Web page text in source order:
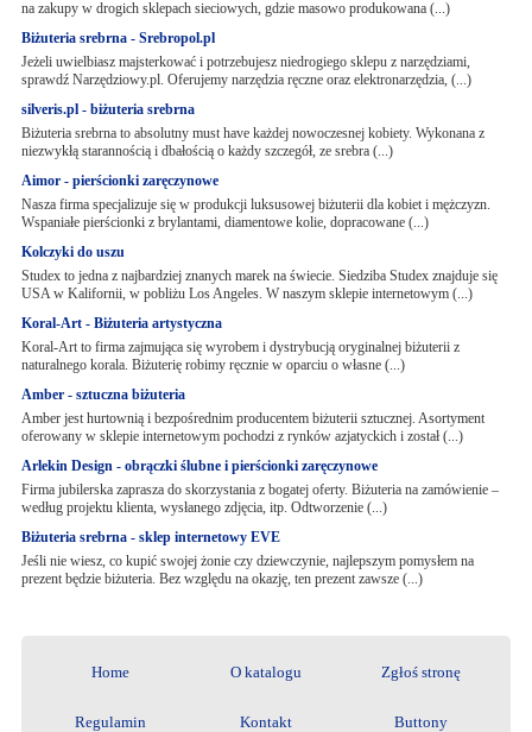
na zakupy w drogich sklepach sieciowych, gdzie masowo produkowana (...)
Biżuteria srebrna - Srebropol.pl
Jeżeli uwielbiasz majsterkować i potrzebujesz niedrogiego sklepu z narzędziami,
sprawdź Narzędziowy.pl. Oferujemy narzędzia ręczne oraz elektronarzędzia, (...)
silveris.pl - biżuteria srebrna
Biżuteria srebrna to absolutny must have każdej nowoczesnej kobiety. Wykonana z
niezwykłą starannością i dbałością o każdy szczegół, ze srebra (...)
Aimor - pierścionki zaręczynowe
Nasza firma specjalizuje się w produkcji luksusowej biżuterii dla kobiet i mężczyzn.
Wspaniałe pierścionki z brylantami, diamentowe kolie, dopracowane (...)
Kolczyki do uszu
Studex to jedna z najbardziej znanych marek na świecie. Siedziba Studex znajduje się
USA w Kalifornii, w pobliżu Los Angeles. W naszym sklepie internetowym (...)
Koral-Art - Biżuteria artystyczna
Koral-Art to firma zajmująca się wyrobem i dystrybucją oryginalnej biżuterii z
naturalnego korala. Biżuterię robimy ręcznie w oparciu o własne (...)
Amber - sztuczna biżuteria
Amber jest hurtownią i bezpośrednim producentem biżuterii sztucznej. Asortyment
oferowany w sklepie internetowym pochodzi z rynków azjatyckich i został (...)
Arlekin Design - obrączki ślubne i pierścionki zaręczynowe
Firma jubilerska zaprasza do skorzystania z bogatej oferty. Biżuteria na zamówienie –
według projektu klienta, wysłanego zdjęcia, itp. Odtworzenie (...)
Biżuteria srebrna - sklep internetowy EVE
Jeśli nie wiesz, co kupić swojej żonie czy dziewczynie, najlepszym pomysłem na
prezent będzie biżuteria. Bez względu na okazję, ten prezent zawsze (...)
Home O katalogu Zgłoś stronę
Regulamin Kontakt Buttony